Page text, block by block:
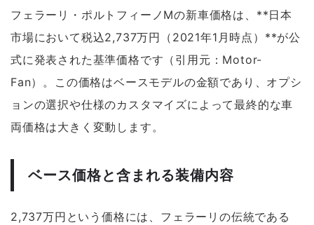
フェラーリ・ポルトフィーノMの新車価格は、**日本
市場において税込2,737万円（2021年1月時点）**が公
式に発表された基準価格です（引用元：Motor-
Fan）。この価格はベースモデルの金額であり、オプシ
ョンの選択や仕様のカスタマイズによって最終的な車
両価格は大きく変動します。
ベース価格と含まれる装備内容
2,737万円という価格には、フェラーリの伝統である